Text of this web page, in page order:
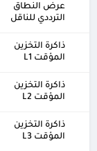
عرض النطاق
الترددي للناقل
ذاكرة التخزين
المؤقت L1
ذاكرة التخزين
المؤقت L2
ذاكرة التخزين
المؤقت L3